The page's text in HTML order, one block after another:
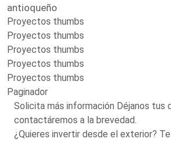
antioqueño
Proyectos thumbs
Proyectos thumbs
Proyectos thumbs
Proyectos thumbs
Proyectos thumbs
Paginador
Solicita más información Déjanos tus
contactáremos a la brevedad.
¿Quieres invertir desde el exterior?